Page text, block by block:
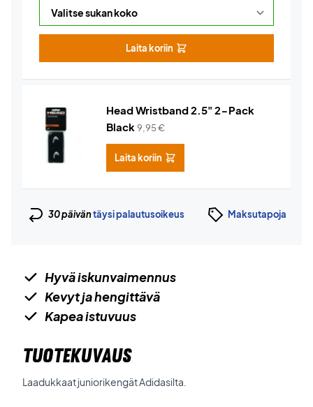
Laita koriin
Head Wristband 2.5" 2-Pack
Black9,95€
Laita koriin
30 päiväntäysi palautusoikeus Maksutapoja
Hyvä iskunvaimennus
Kevyt ja hengittävä
Kapea istuvuus
TUOTEKUVAUS
Laadukkaat juniorikengät Adidasilta.